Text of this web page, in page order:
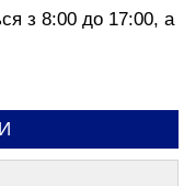
з 8:00 до 17:00, а